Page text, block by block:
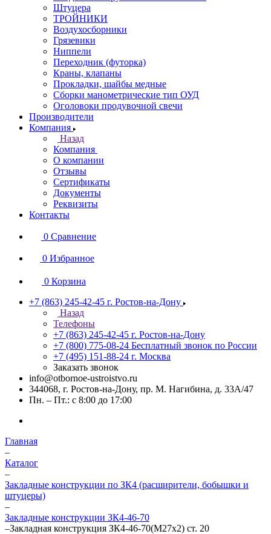
Штуцера
ТРОЙНИКИ
Воздухосборники
Грязевики
Ниппели
Переходник (футорка)
Краны, клапаны
Прокладки, шайбы медные
Сборки манометрические тип ОУД
Оголовоки продувочной свечи
Производители
Компания
Назад
Компания
О компании
Отзывы
Сертификаты
Документы
Реквизиты
Контакты
0 Сравнение
0 Избранное
0 Корзина
+7 (863) 245-42-45 г. Ростов-на-Дону
Назад
Телефоны
+7 (863) 245-42-45 г. Ростов-на-Дону
+7 (800) 775-08-24 Бесплатный звонок по России
+7 (495) 151-88-24 г. Москва
Заказать звонок
info@otbornoe-ustroistvo.ru
344068, г. Ростов-на-Дону, пр. М. Нагибина, д. 33А/47
Пн. – Пт.: с 8:00 до 17:00
Главная
–
Каталог
–
Закладные конструкции по ЗК4 (расширители, бобышки и
штуцеры)
–
Закладные конструкции ЗК4-46-70
–Закладная конструкция ЗК4-46-70(М27х2) ст. 20